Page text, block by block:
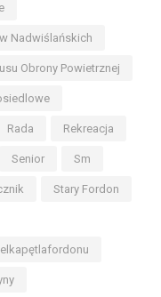
Nadwiślańskich
Obrony Powietrznej
Rada Rekreacja
Senior Sm
Stary Fordon